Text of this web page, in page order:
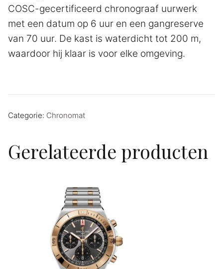
COSC-gecertificeerd chronograaf uurwerk
met een datum op 6 uur en een gangreserve
van 70 uur. De kast is waterdicht tot 200 m,
waardoor hij klaar is voor elke omgeving.
Categorie: Chronomat
Gerelateerde producten